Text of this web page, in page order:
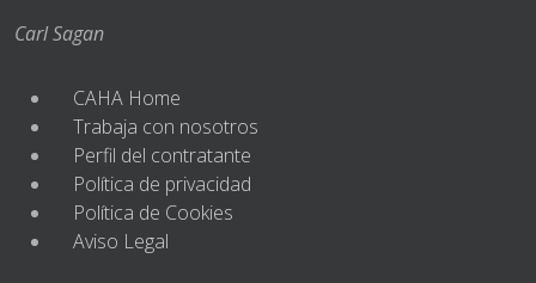
Carl Sagan
CAHA Home
Trabaja con nosotros
Perfil del contratante
Política de privacidad
Política de Cookies
Aviso Legal